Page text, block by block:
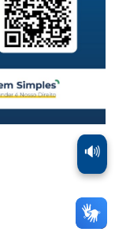
🔊